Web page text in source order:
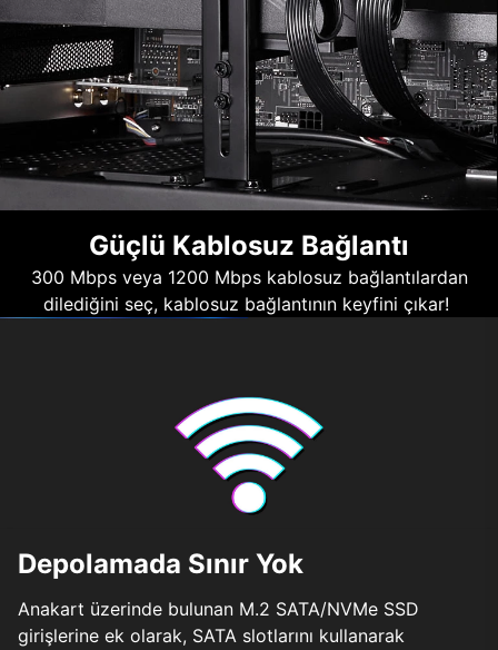
Güçlü Kablosuz Bağlantı
300 Mbps veya 1200 Mbps kablosuz bağlantılardan
dilediğini seç, kablosuz bağlantının keyfini çıkar!
Depolamada Sınır Yok
Anakart üzerinde bulunan M.2 SATA/NVMe SSD
girişlerine ek olarak, SATA slotlarını kullanarak